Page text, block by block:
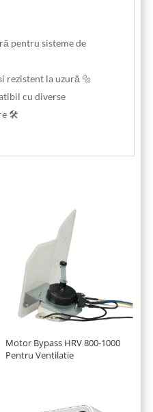
pentru sisteme de
rezistent la uzură 🔩
cu diverse
🛠️
Motor Bypass HRV 800-1000
Pentru Ventilatie